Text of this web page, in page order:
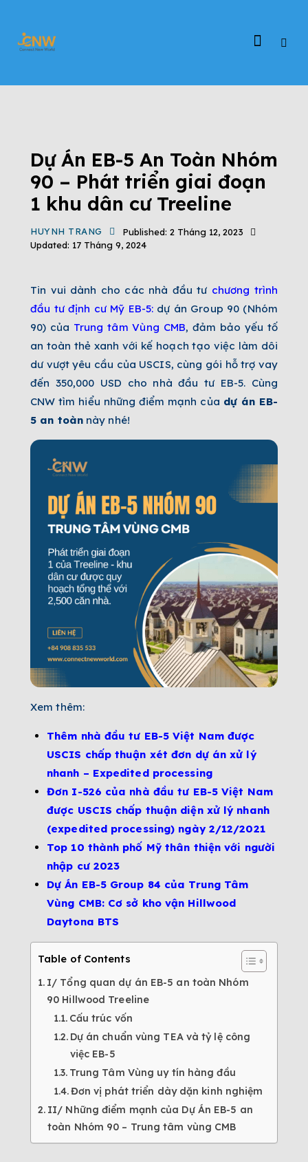
Dự Án EB-5 An Toàn Nhóm
90 – Phát triển giai đoạn
1 khu dân cư Treeline
HUYNH TRANG Published: 2 Tháng 12, 2023
Updated: 17 Tháng 9, 2024
Tin vui dành cho các nhà đầu tư chương trình
đầu tư định cư Mỹ EB-5: dự án Group 90 (Nhóm
90) của Trung tâm Vùng CMB, đảm bảo yếu tố
an toàn thẻ xanh với kế hoạch tạo việc làm dôi
dư vượt yêu cầu của USCIS, cùng gói hỗ trợ vay
đến 350,000 USD cho nhà đầu tư EB-5. Cùng
CNW tìm hiểu những điểm mạnh của dự án EB-
5 an toànnày nhé!
Xem thêm:
Thêm nhà đầu tư EB-5 Việt Nam được
USCIS chấp thuận xét đơn dự án xử lý
nhanh – Expedited processing
Đơn I-526 của nhà đầu tư EB-5 Việt Nam
được USCIS chấp thuận diện xử lý nhanh
(expedited processing) ngày 2/12/2021
Top 10 thành phố Mỹ thân thiện với người
nhập cư 2023
Dự Án EB-5 Group 84 của Trung Tâm
Vùng CMB: Cơ sở kho vận Hillwood
Daytona BTS
Table of Contents
I/ Tổng quan dự án EB-5 an toàn Nhóm
90 Hillwood Treeline
Cấu trúc vốn
Dự án chuẩn vùng TEA và tỷ lệ công
việc EB-5
Trung Tâm Vùng uy tín hàng đầu
Đơn vị phát triển dày dặn kinh nghiệm
II/ Những điểm mạnh của Dự Án EB-5 an
toàn Nhóm 90 – Trung tâm vùng CMB